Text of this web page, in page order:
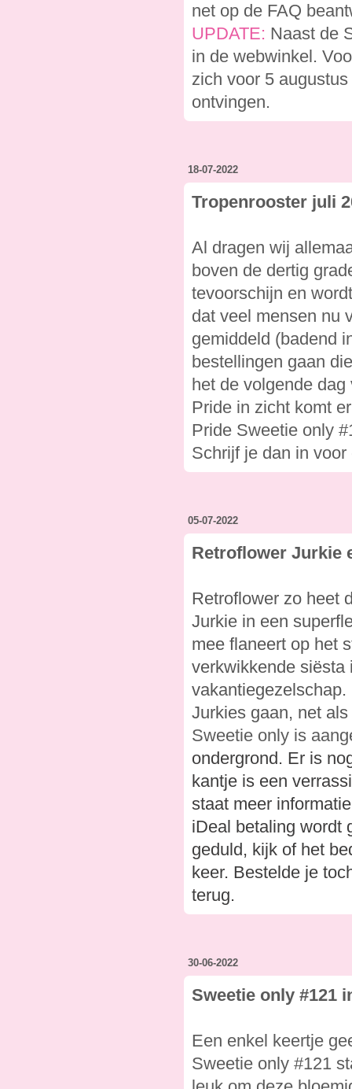
net op de FAQ
UPDATE: Naast de
in de webwinkel.
zich voor 5
ontvingen.
18-07-2022
Tropenrooster juli
Al dragen wij
boven de dertig
tevoorschijn en
dat veel mensen nu
gemiddeld (badend
bestellingen gaan
het de volgende
Pride in zicht komt
Pride Sweetie only
Schrijf je dan in
05-07-2022
Retroflower Jurkie
Retroflower zo heet
Jurkie in een
mee flaneert op het
verkwikkende
Jurkies gaan, net
Sweetie only is
ondergrond. Er is
kantje is een
staat meer
iDeal betaling wordt
geduld, kijk of het
keer. Bestelde je
terug.
30-06-2022
Sweetie only #121
Een enkel keertje
Sweetie only #121